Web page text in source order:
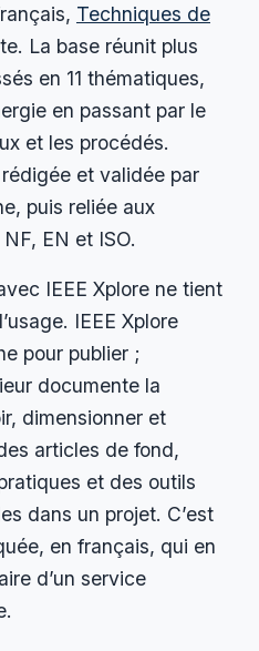
Techniques de
La base réunit plus
en 11 thématiques,
en passant par le
et les procédés.
et validée par
puis reliée aux
EN et ISO.
IEEE Xplore ne tient
IEEE Xplore
pour publier ;
documente la
dimensionner et
articles de fond,
et des outils
dans un projet. C’est
en français, qui en
d’un service